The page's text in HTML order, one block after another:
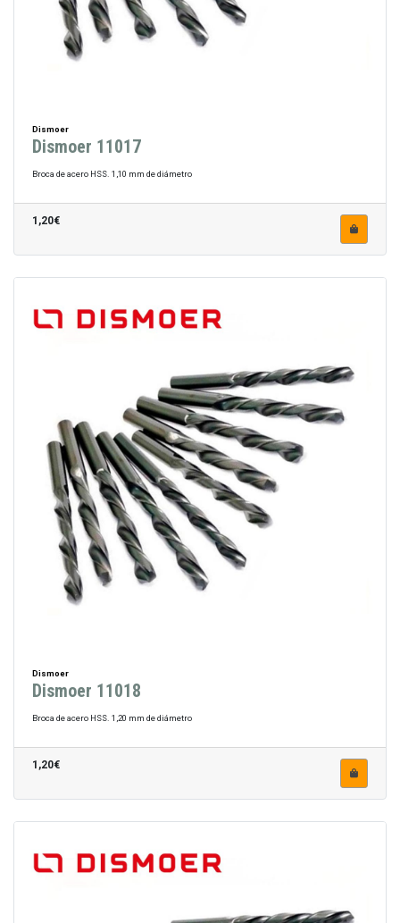
Dismoer
Dismoer 11017
Broca de acero HSS. 1,10 mm de diámetro
1,20€
Dismoer
Dismoer 11018
Broca de acero HSS. 1,20 mm de diámetro
1,20€